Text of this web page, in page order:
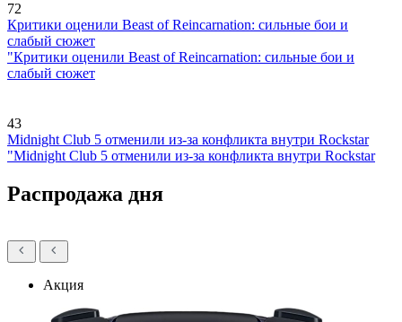
72
Критики оценили Beast of Reincarnation: сильные бои и
слабый сюжет
"Критики оценили Beast of Reincarnation: сильные бои и
слабый сюжет
43
Midnight Club 5 отменили из-за конфликта внутри Rockstar
"Midnight Club 5 отменили из-за конфликта внутри Rockstar
Распродажа дня
Акция